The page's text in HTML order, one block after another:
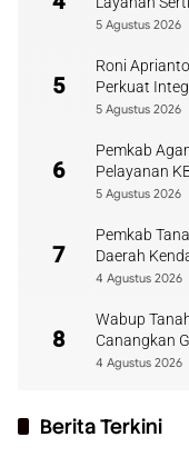
5 Agustus 2026
5
Roni
Perkuat
5 Agustus 2026
6
Pemkab
Pelayanan
5 Agustus 2026
7
Pemkab
Daerah
4 Agustus 2026
8
Wabup
Canangkan
4 Agustus 2026
Berita Terkini